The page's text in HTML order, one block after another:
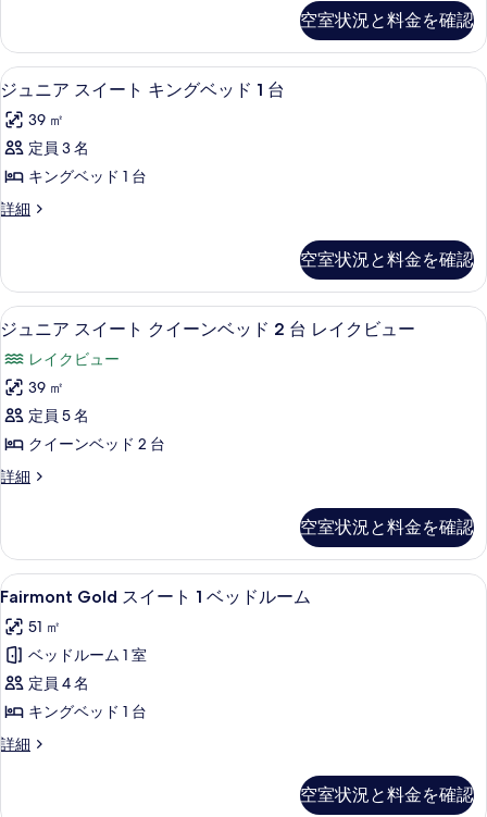
す
る
ュ
ー
の
す
べ
て
の
を
表
示
す
る
ク
ュ
ー
の
詳
細
ト
ク
イ
ー
ン
ベ
ッ
台
の
す
べ
て
の
写
真
表
示
す
る
ス
イ
ー
ク
イ
ン
ベ
ッ
台
詳
細
空室状況と料金を確認
ジ
ュ
ニ
ア
ス
イ
ト
キ
ン
グ
ベ
ッ
ド
1
す
べ
て
の
写
真
を
表
す
高級寝具、セーフティボックス (室内
4
ジュニア スイート キングベッド 1 台
39 ㎡
定員 3 名
キングベッド 1 台
詳細
ジ
ス
イ
ー
キ
ン
ベ
ッ
1
細
空室状況と料金を確認
ジ
ュ
ニ
ア
ス
イ
ー
ク
イ
ー
ン
ベ
ッ
ド
2
ジュニア スイート クイーンベッド 2
5
ジュニア スイート クイーンベッド 2 台 レイクビュー
レイクビュー
39 ㎡
定員 5 名
クイーンベッド 2 台
詳細
ジ
ス
イ
ー
ク
イ
ン
ベ
ド
空室状況と料金を確認
Fairmont
Gold
ス
イ
ー
ト
1
Fairmont Gold スイート 1 ベッドル
4
Fairmont Gold スイート 1 ベッドルーム
51 ㎡
ベッドルーム 1 室
定員 4 名
キングベッド 1 台
詳細
Fairmont
空室状況と料金を確認